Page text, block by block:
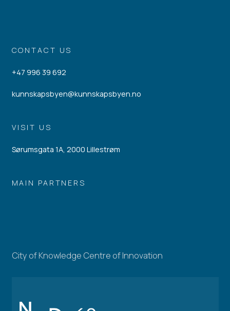
CONTACT US
+47 996 39 692
kunnskapsbyen@kunnskapsbyen.no
VISIT US
Sørumsgata 1A, 2000 Lillestrøm
MAIN PARTNERS
City of Knowledge Centre of Innovation